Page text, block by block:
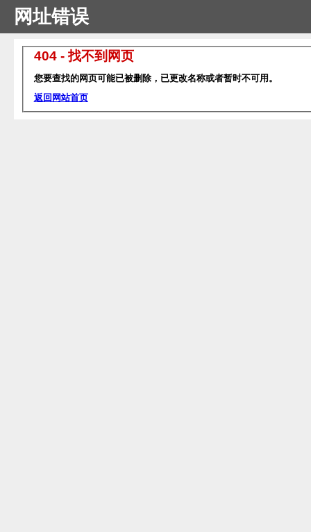
网址错误
404 - 找不到网页
您要查找的网页可能已被删除，已更改名称或者暂时不可用。
返回网站首页